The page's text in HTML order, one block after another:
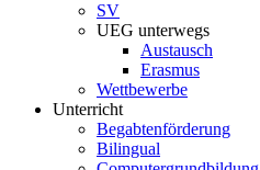
SV
UEG unterwegs
Austausch
Erasmus
Wettbewerbe
Unterricht
Begabtenförderung
Bilingual